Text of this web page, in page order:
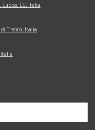
Lucca, LU, Italia
Trento, Italia
Italia